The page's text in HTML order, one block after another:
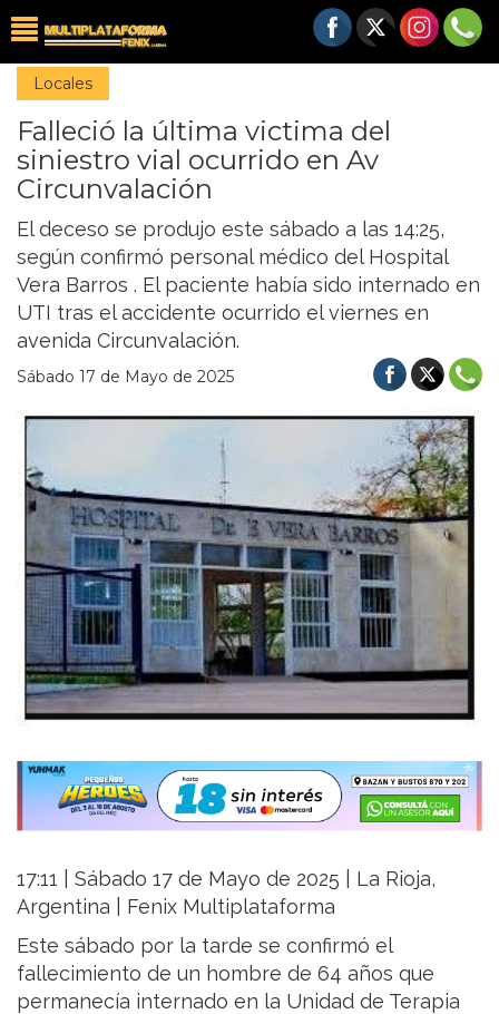
Locales
Falleció la última victima del
siniestro vial ocurrido en Av
Circunvalación
El deceso se produjo este sábado a las 14:25,
según confirmó personal médico del Hospital
Vera Barros . El paciente había sido internado en
UTI tras el accidente ocurrido el viernes en
avenida Circunvalación.
Sábado 17 de Mayo de 2025
17:11 | Sábado 17 de Mayo de 2025 | La Rioja,
Argentina | Fenix Multiplataforma
Este sábado por la tarde se confirmó el
fallecimiento de un hombre de 64 años que
permanecía internado en la Unidad de Terapia